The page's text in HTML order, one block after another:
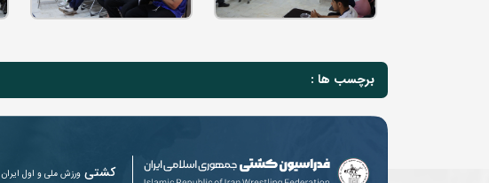
برچسب ها :
کشتی ورزش ملی و اول ایران